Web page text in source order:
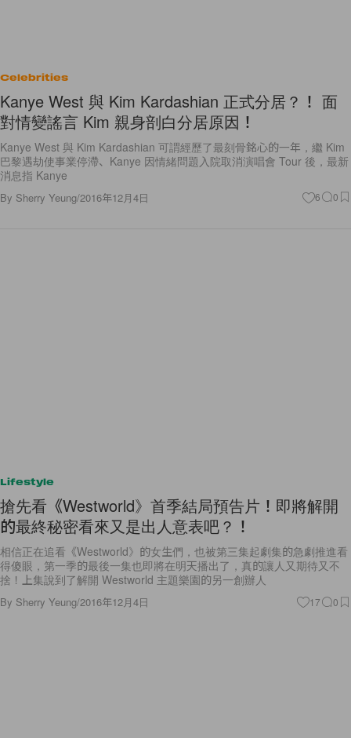
Celebrities
Kanye West 與 Kim Kardashian 正式分居？！ 面
對情變謠言 Kim 親身剖白分居原因！
Kanye West 與 Kim Kardashian 可謂經歷了最刻骨銘心的一年，繼 Kim
巴黎遇劫使事業停滯、Kanye 因情緒問題入院取消演唱會 Tour 後，最新
消息指 Kanye
By Sherry Yeung/2016年12月4日 6 0
Lifestyle
搶先看《Westworld》首季結局預告片！即將解開
的最終秘密看來又是出人意表吧？！
相信正在追看《Westworld》的女生們，也被第三集起劇集的急劇推進看
得傻眼，第一季的最後一集也即將在明天播出了，真的讓人又期待又不
捨！上集說到了解開 Westworld 主題樂園的另一創辦人
By Sherry Yeung/2016年12月4日 17 0